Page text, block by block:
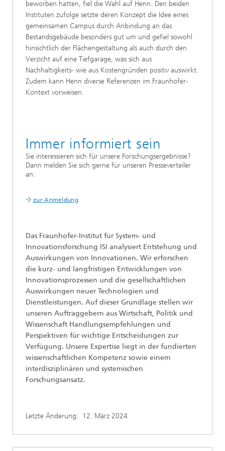
beworben hatten, fiel die Wahl auf Henn. Den beiden
Instituten zufolge setzte deren Konzept die Idee eines
gemeinsamen Campus durch Anbindung an das
Bestandsgebäude besonders gut um und gefiel sowohl
hinsichtlich der Flächengestaltung als auch durch den
Verzicht auf eine Tiefgarage, was sich aus
Nachhaltigkeits- wie aus Kostengründen positiv auswirkt.
Zudem kann Henn diverse Referenzen im Fraunhofer-
Kontext vorweisen.
Immer informiert sein
Sie interessieren sich für unsere Forschungsergebnisse?
Dann melden Sie sich gerne für unseren Presseverteiler
an:
zur Anmeldung
Das Fraunhofer-Institut für System- und
Innovationsforschung ISI analysiert Entstehung und
Auswirkungen von Innovationen. Wir erforschen
die kurz- und langfristigen Entwicklungen von
Innovationsprozessen und die gesellschaftlichen
Auswirkungen neuer Technologien und
Dienstleistungen. Auf dieser Grundlage stellen wir
unseren Auftraggebern aus Wirtschaft, Politik und
Wissenschaft Handlungsempfehlungen und
Perspektiven für wichtige Entscheidungen zur
Verfügung. Unsere Expertise liegt in der fundierten
wissenschaftlichen Kompetenz sowie einem
interdisziplinären und systemischen
Forschungsansatz.
Letzte Änderung: 12. März 2024